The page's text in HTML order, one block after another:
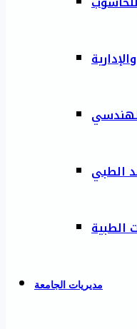
الطبي
الطبية
مديريات الجامعة